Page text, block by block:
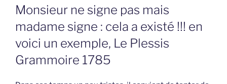
LE
Monsieur ne signe pas mais
madame signe : cela a existé !!! en
voici un exemple, Le Plessis
Grammoire 1785